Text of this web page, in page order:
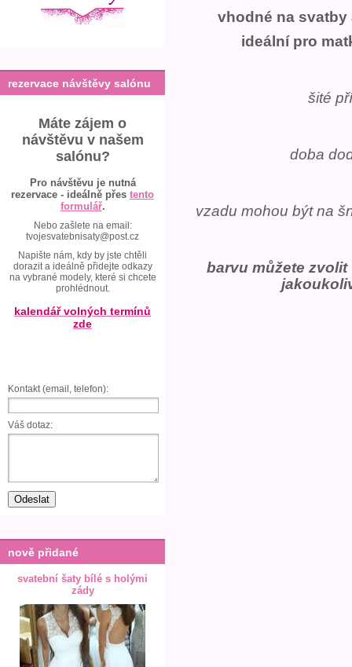
rezervace návštěvy salónu
Máte zájem o
návštěvu v našem
salónu?
Pro návštěvu je nutná
rezervace - ideálně přes tento
formulář.
Nebo zašlete na email:
tvojesvatebnisaty@post.cz
Napište nám, kdy by jste chtěli
dorazit a ideálně přidejte odkazy
na vybrané modely, které si chcete
prohlédnout.
kalendář volných termínů
zde
Kontakt (email, telefon):
Váš dotaz:
nově přidané
svatební šaty bílé s holými
zády
vhodné na
ideální pro
šité
doba
vzadu mohou být na
barvu můžete